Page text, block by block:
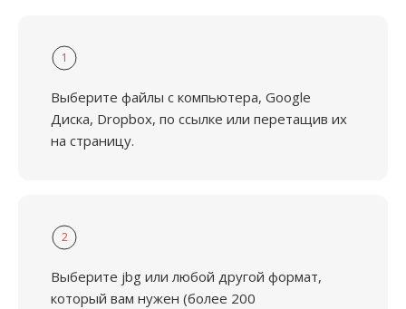
1
Выберите файлы с компьютера, Google
Диска, Dropbox, по ссылке или перетащив их
на страницу.
2
Выберите jbg или любой другой формат,
который вам нужен (более 200